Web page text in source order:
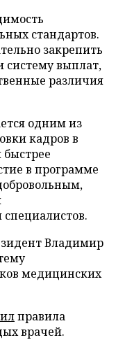
стандартов.
закрепить
систему выплат,
различия
одним из
кадров в
в программе
Владимир
медицинских
правила
врачей.